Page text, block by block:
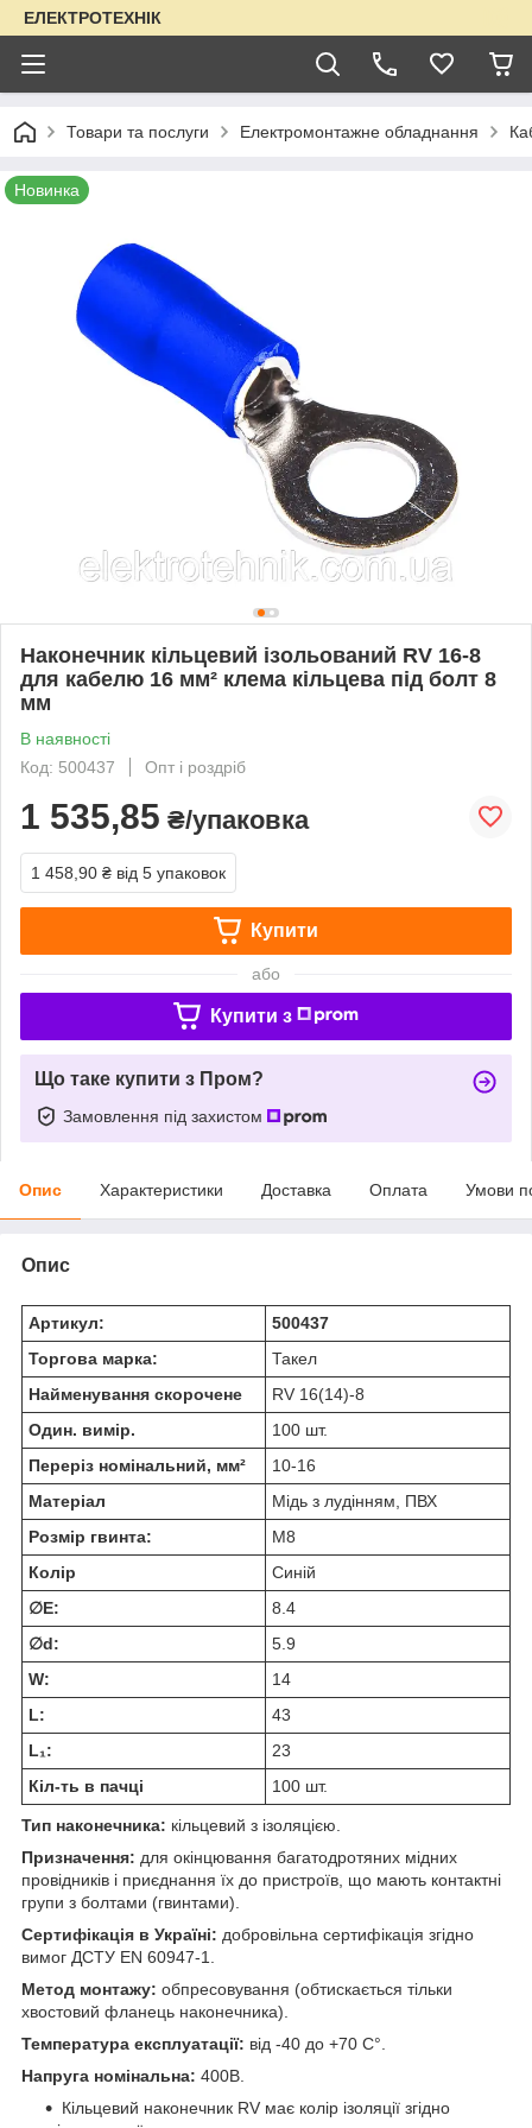
ЕЛЕКТРОТЕХНІК
Товари та послуги Електромонтажне обладнання
Новинка
Наконечник кільцевий ізольований RV 16-8
для кабелю 16 мм² клема кільцева під болт 8
мм
В наявності
Код: 500437
Опт і роздріб
1 535,85 ₴/упаковка
1 458,90 ₴ від 5 упаковок
Купити
або
Купити з
Що таке купити з Пром?
Замовлення під захистом
Опис Характеристики Доставка Оплата Умови
Опис
Артикул:
500437
Торгова марка:
Такел
Найменування скорочене
RV 16(14)-8
Один. вимір.
100 шт.
Переріз номінальний, мм²
10-16
Матеріал
Мідь з лудінням, ПВХ
Розмір гвинта:
M8
Колір
Синій
∅E:
8.4
∅d:
5.9
W:
14
L:
43
L₁:
23
Кіл-ть в пачці
100 шт.
Тип наконечника: кільцевий з ізоляцією.
Призначення: для окінцювання багатодротяних мідних
провідників і приєднання їх до пристроїв, що мають контактні
групи з болтами (гвинтами).
Сертифікація в Україні: добровільна сертифікація згідно
вимог ДСТУ EN 60947-1.
Метод монтажу: обпресовування (обтискається тільки
хвостовий фланець наконечника).
Температура експлуатації: від -40 до +70 С°.
Напруга номінальна: 400В.
Кільцевий наконечник RV має колір ізоляції згідно